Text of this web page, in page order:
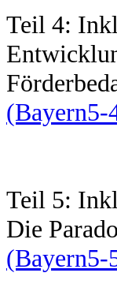
Teil 4:
(Bayern5-
Teil 5:
Die
(Bayern5-